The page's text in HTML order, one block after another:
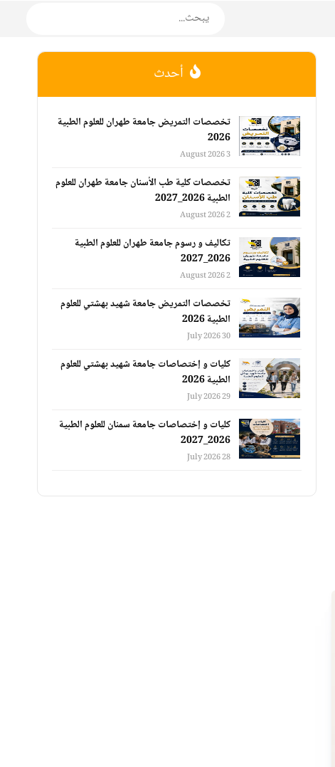
أحدث
تخصصات التمريض جامعة طهران للعلوم الطبية
2026
3 August 2026
تخصصات كلية طب الأسنان جامعة طهران للعلوم
الطبية 2026_2027
2 August 2026
تكاليف و رسوم جامعة طهران للعلوم الطبية
2026_2027
2 August 2026
تخصصات التمريض جامعة شهيد بهشتي للعلوم
الطبية 2026
30 July 2026
كليات و إختصاصات جامعة شهيد بهشتي للعلوم
الطبية 2026
29 July 2026
كليات و إختصاصات جامعة سمنان للعلوم الطبية
2026_2027
28 July 2026